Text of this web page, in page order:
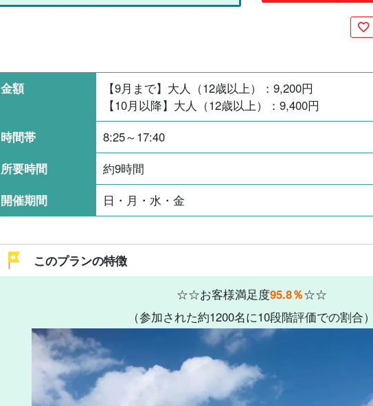
金額 【9月まで】大人（12歳以上）： 9,200円
【10月以降】大人（12歳以上）： 9,400円
時間帯
8:25～17:40
所要時間
約9時間
開催期間
日・月・水・金
このプランの特徴
☆☆お客様満足度95.8％☆☆
（参加された約1200名に10段階評価での割合）